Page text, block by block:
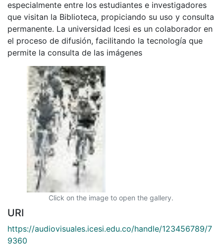
especialmente entre los estudiantes e investigadores
que visitan la Biblioteca, propiciando su uso y consulta
permanente. La universidad Icesi es un colaborador en
el proceso de difusión, facilitando la tecnología que
permite la consulta de las imágenes
Click on the image to open the gallery.
URI
https://audiovisuales.icesi.edu.co/handle/123456789/7
9360